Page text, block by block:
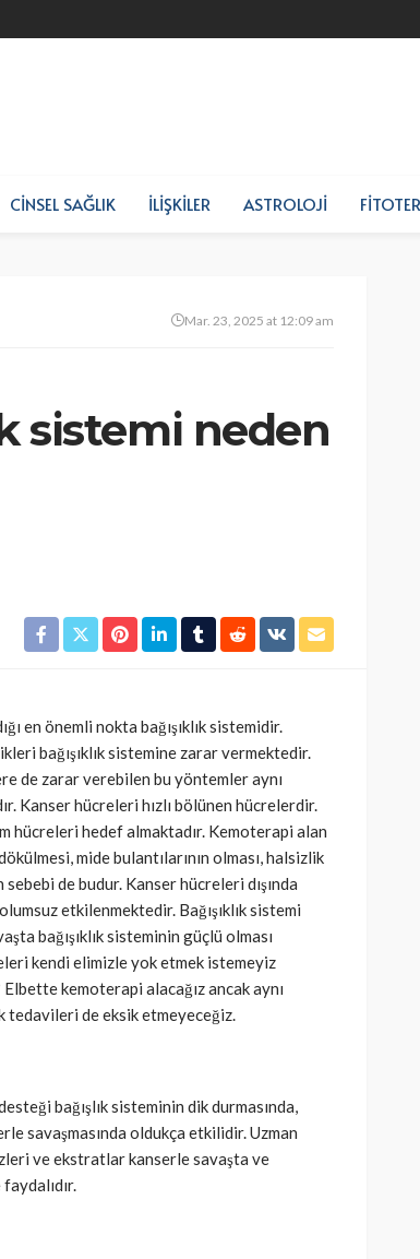
CINSEL SAĞLIK İLIŞKILER ASTROLOJI
Mar. 23, 2025 at 12:09 am
sistemi neden
en önemli nokta bağışıklık sistemidir.
bağışıklık sistemine zarar vermektedir.
de zarar verebilen bu yöntemler aynı
Kanser hücreleri hızlı bölünen hücrelerdir.
hücreleri hedef almaktadır. Kemoterapi alan
mide bulantılarının olması, halsizlik
de budur. Kanser hücreleri dışında
etkilenmektedir. Bağışıklık sistemi
bağışıklık sisteminin güçlü olması
kendi elimizle yok etmek istemeyiz
kemoterapi alacağız ancak aynı
tedavileri de eksik etmeyeceğiz.
bağışlık sisteminin dik durmasında,
savaşmasında oldukça etkilidir. Uzman
ve ekstratlar kanserle savaşta ve